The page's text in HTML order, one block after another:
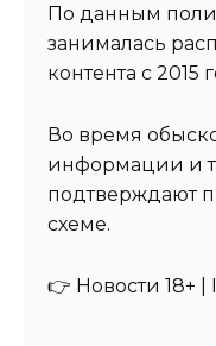
По данным
занималась
контента с 2015
Во время
информации и
подтверждают
схеме.
👉 Новости 18+ |